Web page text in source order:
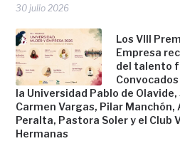
30 julio 2026
Los VIII
Empresa
del talento
la Universidad Pablo de
Carmen Vargas, Pilar Manchón,
Peralta, Pastora Soler y el Club
Hermanas